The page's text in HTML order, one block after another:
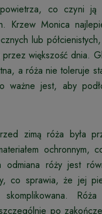
powietrza, co czyni
Krzew Monica
lub
przez większość dnia.
a róża nie toleruje
ważne jest, aby
zimą róża była
ochronnym,
odmiana róży jest
co sprawia, że jej
skomplikowana.
po